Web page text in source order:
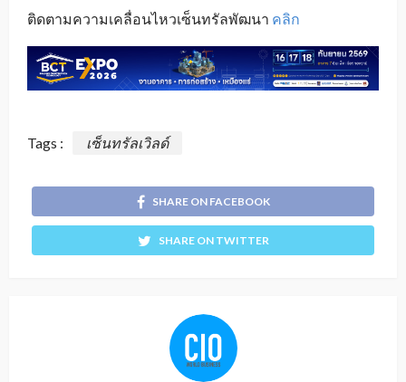
ติดตามความเคลื่อนไหวเซ็นทรัลพัฒนา คลิก
Tags : เซ็นทรัลเวิลด์
SHARE ON FACEBOOK
SHARE ON TWITTER